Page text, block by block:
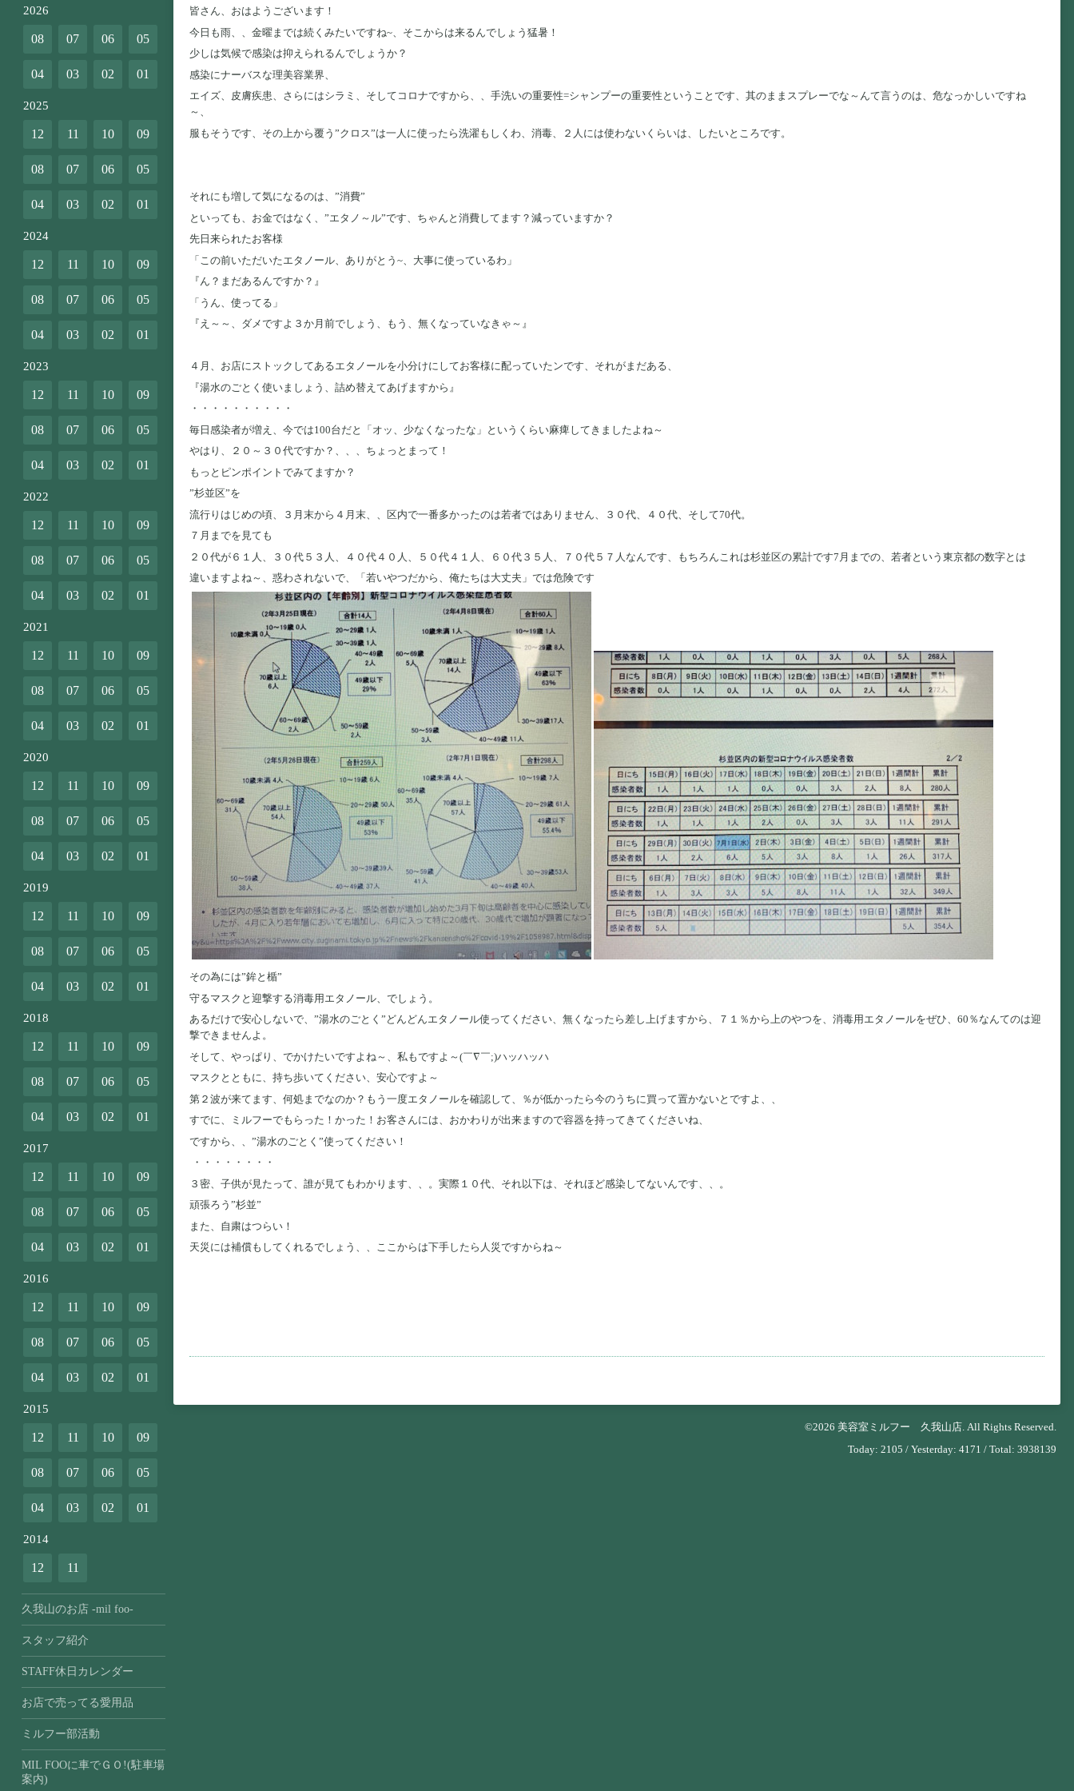
皆さん、おはようございます！
今日も雨、、金曜までは続くみたいですね~、そこからは来るんでしょう猛暑！
少しは気候で感染は抑えられるんでしょうか？
感染にナーバスな理美容業界、
エイズ、皮膚疾患、さらにはシラミ、そしてコロナですから、、手洗いの重要性=シャンプーの重要性ということです、其のままスプレーでな～んて言うのは、危なっかしいですね
～、
服もそうです、その上から覆う”クロス”は一人に使ったら洗濯もしくわ、消毒、２人には使わないくらいは、したいところです。
それにも増して気になるのは、”消費”
といっても、お金ではなく、”エタノ～ル”です、ちゃんと消費してます？減っていますか？
先日来られたお客様
「この前いただいたエタノール、ありがとう~、大事に使っているわ」
『ん？まだあるんですか？』
「うん、使ってる」
『え～～、ダメですよ３か月前でしょう、もう、無くなっていなきゃ～』
４月、お店にストックしてあるエタノールを小分けにしてお客様に配っていたンです、それがまだある、
『湯水のごとく使いましょう、詰め替えてあげますから』
・・・・・・・・・・
毎日感染者が増え、今では100台だと「オッ、少なくなったな」というくらい麻痺してきましたよね～
やはり、２０～３０代ですか？、、、ちょっとまって！
もっとピンポイントでみてますか？
”杉並区”を
流行りはじめの頃、３月末から４月末、、区内で一番多かったのは若者ではありません、３０代、４０代、そして70代。
７月までを見ても
２０代が６１人、３０代５３人、４０代４０人、５０代４１人、６０代３５人、７０代５７人なんです、もちろんこれは杉並区の累計です7月までの、若者という東京都の数字とは
違いますよね～、惑わされないで、「若いやつだから、俺たちは大丈夫」では危険です
その為には”鉾と楯”
守るマスクと迎撃する消毒用エタノール、でしょう。
あるだけで安心しないで、”湯水のごとく”どんどんエタノール使ってください、無くなったら差し上げますから、７１％から上のやつを、消毒用エタノールをぜひ、60％なんてのは迎
撃できませんよ。
そして、やっぱり、でかけたいですよね～、私もですよ～(￣∇￣;)ハッハッハ
マスクとともに、持ち歩いてください、安心ですよ～
第２波が来てます、何処までなのか？もう一度エタノールを確認して、％が低かったら今のうちに買って置かないとですよ、、
すでに、ミルフーでもらった！かった！お客さんには、おかわりが出来ますので容器を持ってきてくださいね、
ですから、、”湯水のごとく”使ってください！
・・・・・・・・
３密、子供が見たって、誰が見てもわかります、、。実際１０代、それ以下は、それほど感染してないんです、、。
頑張ろう”杉並”
また、自粛はつらい！
天災には補償もしてくれるでしょう、、ここからは下手したら人災ですからね～
©2026 美容室ミルフー 久我山店. All Rights Reserved.
Today: 2105 / Yesterday: 4171 / Total: 3938139
2026
08 07 06 05
04 03 02 01
2025
12 11 10 09
08 07 06 05
04 03 02 01
2024
12 11 10 09
08 07 06 05
04 03 02 01
2023
12 11 10 09
08 07 06 05
04 03 02 01
2022
12 11 10 09
08 07 06 05
04 03 02 01
2021
12 11 10 09
08 07 06 05
04 03 02 01
2020
12 11 10 09
08 07 06 05
04 03 02 01
2019
12 11 10 09
08 07 06 05
04 03 02 01
2018
12 11 10 09
08 07 06 05
04 03 02 01
2017
12 11 10 09
08 07 06 05
04 03 02 01
2016
12 11 10 09
08 07 06 05
04 03 02 01
2015
12 11 10 09
08 07 06 05
04 03 02 01
2014
12 11
久我山のお店 -mil foo-
スタッフ紹介
STAFF休日カレンダー
お店で売ってる愛用品
ミルフー部活動
MIL FOOに車でＧＯ!(駐車場
案内)